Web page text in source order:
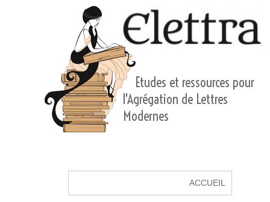
Etudes et ressources pour
l'Agrégation de Lettres
Modernes
ACCUEIL